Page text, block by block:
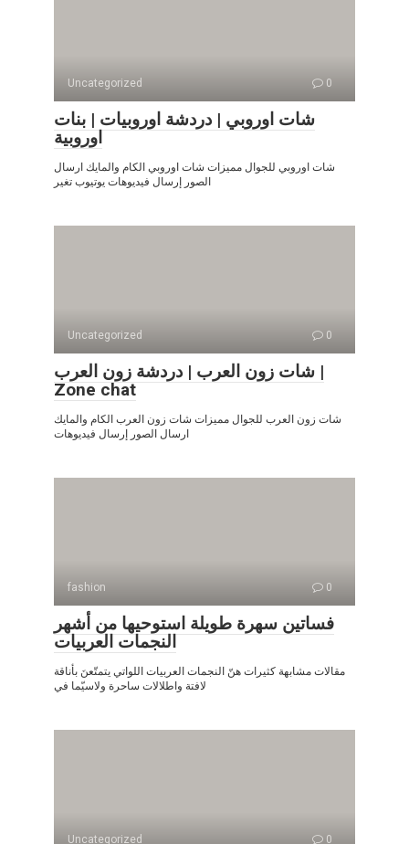
Uncategorized 0
شات اوروبي | دردشة اوروبيات | بنات
اوروبية
شات اوروبي للجوال مميزات شات اوروبي الكام والمايك ارسال
الصور إرسال فيديوهات يوتيوب تغير
Uncategorized 0
شات زون العرب | دردشة زون العرب |
Zone chat
شات زون العرب للجوال مميزات شات زون العرب الكام والمايك
ارسال الصور إرسال فيديوهات
fashion 0
فساتين سهرة طويلة استوحيها من أشهر
النجمات العربيات
مقالات مشابهة كثيرات هنّ النجمات العربيات اللواتي يتمتّعنَ بأناقة
لافتة واطلالات ساحرة ولاسيّما في
Uncategorized 0